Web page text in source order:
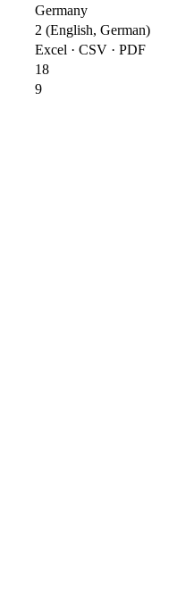
Germany
2 (English, German)
Excel · CSV · PDF
18
9